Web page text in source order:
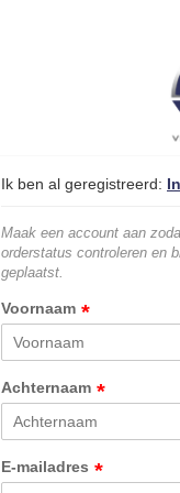
Ik ben al geregistreerd:
Maak een account aan
orderstatus controleren en
geplaatst.
Voornaam *
Achternaam *
E-mailadres *